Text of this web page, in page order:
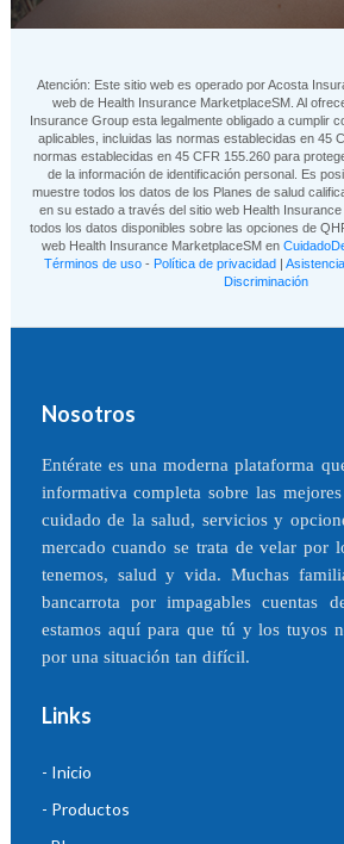
Atención: Este sitio web es operado por Acosta
web de Health Insurance MarketplaceSM. Al
Insurance Group esta legalmente obligado a cumplir
aplicables, incluidas las normas establecidas en 45
normas establecidas en 45 CFR 155.260 para
de la información de identificación personal. Es
muestre todos los datos de los Planes de salud
en su estado a través del sitio web Health
todos los datos disponibles sobre las opciones de
web Health Insurance MarketplaceSM en
Términos de uso- Política de privacidad
Discriminación
Nosotros
Entérate es una moderna plataforma
informativa completa sobre las
cuidado de la salud, servicios y
mercado cuando se trata de velar por
tenemos, salud y vida. Muchas
bancarrota por impagables cuentas
estamos aquí para que tú y los tuyos
por una situación tan difícil.
Links
- Inicio
- Productos